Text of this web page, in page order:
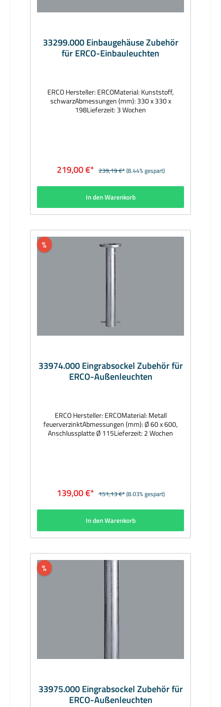
33299.000 Einbaugehäuse Zubehör
für ERCO-Einbauleuchten
ERCO Hersteller: ERCOMaterial: Kunststoff,
schwarzAbmessungen (mm): 330 x 330 x
198Lieferzeit: 3 Wochen
219,00 €* 239,19 €*(8.44% gespart)
In den Warenkorb
%
33974.000 Eingrabsockel Zubehör für
ERCO-Außenleuchten
ERCO Hersteller: ERCOMaterial: Metall
feuerverzinktAbmessungen (mm): Ø 60 x 600,
Anschlussplatte Ø 115Lieferzeit: 2 Wochen
139,00 €* 151,13 €*(8.03% gespart)
In den Warenkorb
%
33975.000 Eingrabsockel Zubehör für
ERCO-Außenleuchten